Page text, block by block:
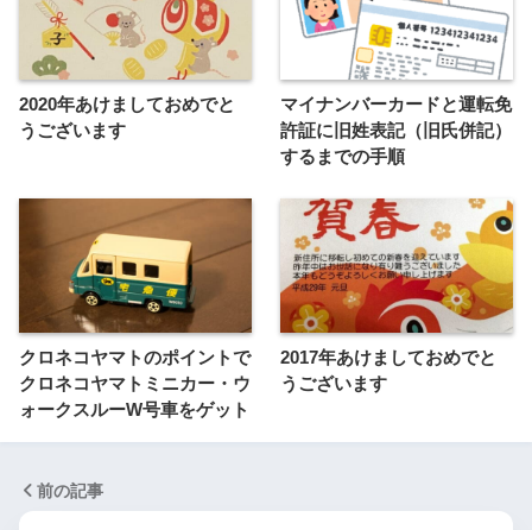
2020年あけましておめでと
うございます
マイナンバーカードと運転免
許証に旧姓表記（旧氏併記）
するまでの手順
クロネコヤマトのポイントで
クロネコヤマトミニカー・ウ
ォークスルーW号車をゲット
2017年あけましておめでと
うございます
前の記事